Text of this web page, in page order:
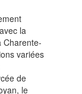
la
Charente-
variées
de
le